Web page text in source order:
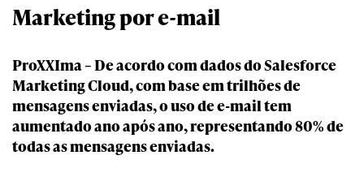
Marketing por e-mail
ProXXIma – De acordo com dados do Salesforce
Marketing Cloud, com base em trilhões de
mensagens enviadas, o uso de e-mail tem
aumentado ano após ano, representando 80% de
todas as mensagens enviadas.